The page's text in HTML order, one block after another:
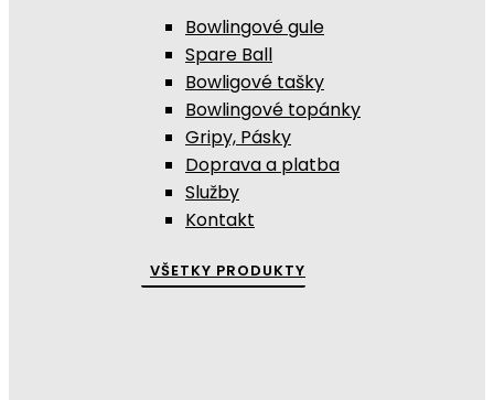
Bowlingové gule
Spare Ball
Bowligové tašky
Bowlingové topánky
Gripy, Pásky
Doprava a platba
Služby
Kontakt
VŠETKY PRODUKTY